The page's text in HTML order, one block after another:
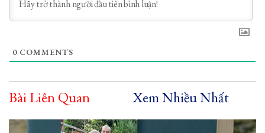
0 COMMENTS
Bài Liên Quan Xem Nhiều Nhất